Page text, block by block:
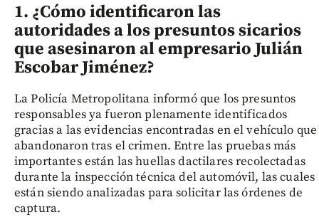
1. ¿Cómo identificaron las
autoridades a los presuntos sicarios
que asesinaron al empresario Julián
Escobar Jiménez?
La Policía Metropolitana informó que los presuntos
responsables ya fueron plenamente identificados
gracias a las evidencias encontradas en el vehículo que
abandonaron tras el crimen. Entre las pruebas más
importantes están las huellas dactilares recolectadas
durante la inspección técnica del automóvil, las cuales
están siendo analizadas para solicitar las órdenes de
captura.